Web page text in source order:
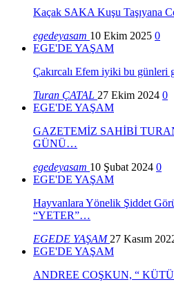
Kaçak SAKA Kuşu Taşıyana
egedeyasam 10 Ekim 2025 0
EGE'DE YAŞAM
Çakırcalı Efem iyiki bu
Turan ÇATAL 27 Ekim 2024 0
EGE'DE YAŞAM
GAZETEMİZ SAHİBİ
GÜNÜ…
egedeyasam 10 Şubat 2024 0
EGE'DE YAŞAM
Hayvanlara Yönelik Şiddet
“YETER”…
EGEDE YAŞAM 27 Kasım
EGE'DE YAŞAM
ANDREE COŞKUN, “